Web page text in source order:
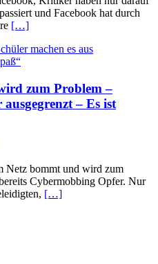
und Facebook hat durch
[…]
zum Problem –
– Es ist
Netz bommt und wird zum
Cybermobbing Opfer. Nur
[…]